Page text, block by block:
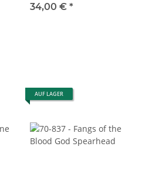
34,00 € *
AUF LAGER